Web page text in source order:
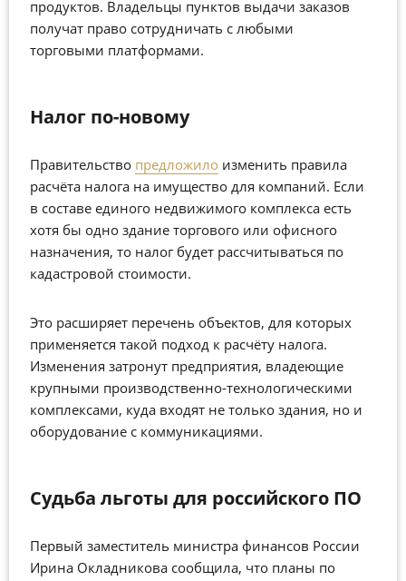
продуктов. Владельцы пунктов выдачи заказов
получат право сотрудничать с любыми
торговыми платформами.
Налог по-новому
Правительство предложило изменить правила
расчёта налога на имущество для компаний. Если
в составе единого недвижимого комплекса есть
хотя бы одно здание торгового или офисного
назначения, то налог будет рассчитываться по
кадастровой стоимости.
Это расширяет перечень объектов, для которых
применяется такой подход к расчёту налога.
Изменения затронут предприятия, владеющие
крупными производственно-технологическими
комплексами, куда входят не только здания, но и
оборудование с коммуникациями.
Судьба льготы для российского ПО
Первый заместитель министра финансов России
Ирина Окладникова сообщила, что планы по